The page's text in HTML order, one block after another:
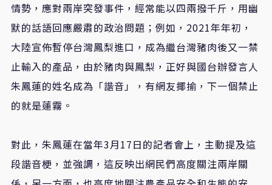
情勢，應對兩岸突發事件，經常能以四兩撥千斤，用幽
默的話語回應嚴肅的政治問題；例如，2021年年初，
大陸宣佈暫停台灣鳳梨進口，成為繼台灣豬肉後又一禁
止輸入的產品，由於豬肉與鳳梨，正好與國台辦發言人
朱鳳蓮的姓名成為「諧音」，有網友揶揄，下一個禁止
的就是蓮霧。
對此，朱鳳蓮在當年3月17日的記者會上，主動提及這
段諧音梗，並強調，這反映出網民們高度關注兩岸關